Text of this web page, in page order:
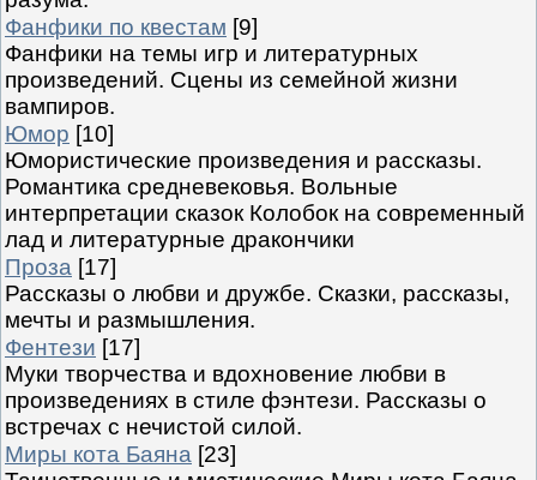
Фанфики по квестам [9]
Фанфики на темы игр и литературных
произведений. Сцены из семейной жизни
вампиров.
Юмор [10]
Юмористические произведения и рассказы.
Романтика средневековья. Вольные
интерпретации сказок Колобок на современный
лад и литературные дракончики
Проза [17]
Рассказы о любви и дружбе. Сказки, рассказы,
мечты и размышления.
Фентези [17]
Муки творчества и вдохновение любви в
произведениях в стиле фэнтези. Рассказы о
встречах с нечистой силой.
Миры кота Баяна [23]